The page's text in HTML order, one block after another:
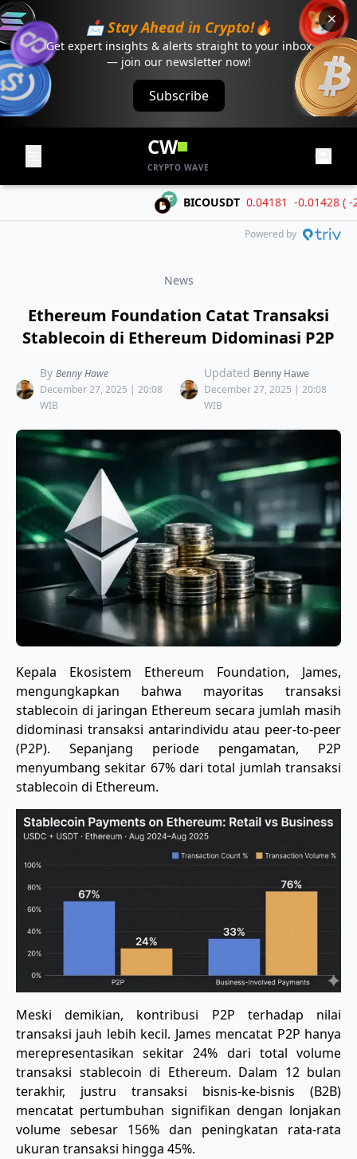
📩 Stay Ahead in Crypto!🔥
Get expert insights & alerts straight to your inbox
— join our newsletter now!
Subscribe
CW
CRYPTO WAVE
BICOUSDT 0.04181 -0.01428 ( -
Powered by
News
Ethereum Foundation Catat Transaksi
Stablecoin di Ethereum Didominasi P2P
By Benny Hawe
December 27, 2025 | 20:08
WIB
Updated Benny Hawe
December 27, 2025 | 20:08
WIB
Kepala Ekosistem Ethereum Foundation, James,
mengungkapkan bahwa mayoritas transaksi
stablecoin di jaringan Ethereum secara jumlah masih
didominasi transaksi antarindividu atau peer-to-peer
(P2P). Sepanjang periode pengamatan, P2P
menyumbang sekitar 67% dari total jumlah transaksi
stablecoin di Ethereum.
Meski demikian, kontribusi P2P terhadap nilai
transaksi jauh lebih kecil. James mencatat P2P hanya
merepresentasikan sekitar 24% dari total volume
transaksi stablecoin di Ethereum. Dalam 12 bulan
terakhir, justru transaksi bisnis-ke-bisnis (B2B)
mencatat pertumbuhan signifikan dengan lonjakan
volume sebesar 156% dan peningkatan rata-rata
ukuran transaksi hingga 45%.